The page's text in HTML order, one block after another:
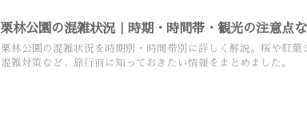
栗林公園の混雑状況｜時期・時間帯・観光の注意点
栗林公園の混雑状況を時期別・時間帯別に詳しく解説。桜や紅葉
混雑対策など、旅行前に知っておきたい情報をまとめました。